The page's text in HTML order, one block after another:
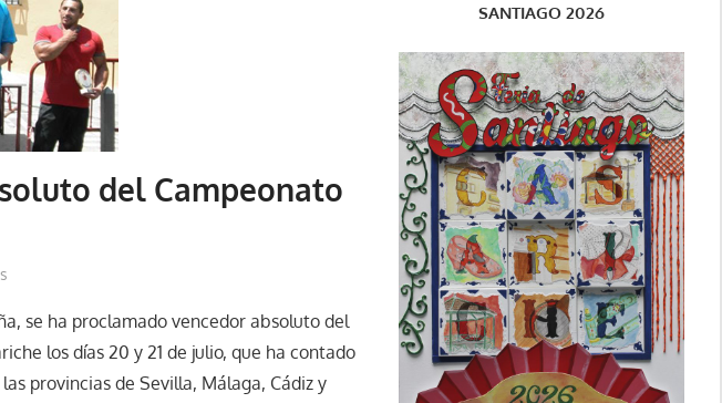
del Campeonato
se ha proclamado vencedor absoluto del
los días 20 y 21 de julio, que ha contado
provincias de Sevilla, Málaga, Cádiz y
SANTIAGO 2026